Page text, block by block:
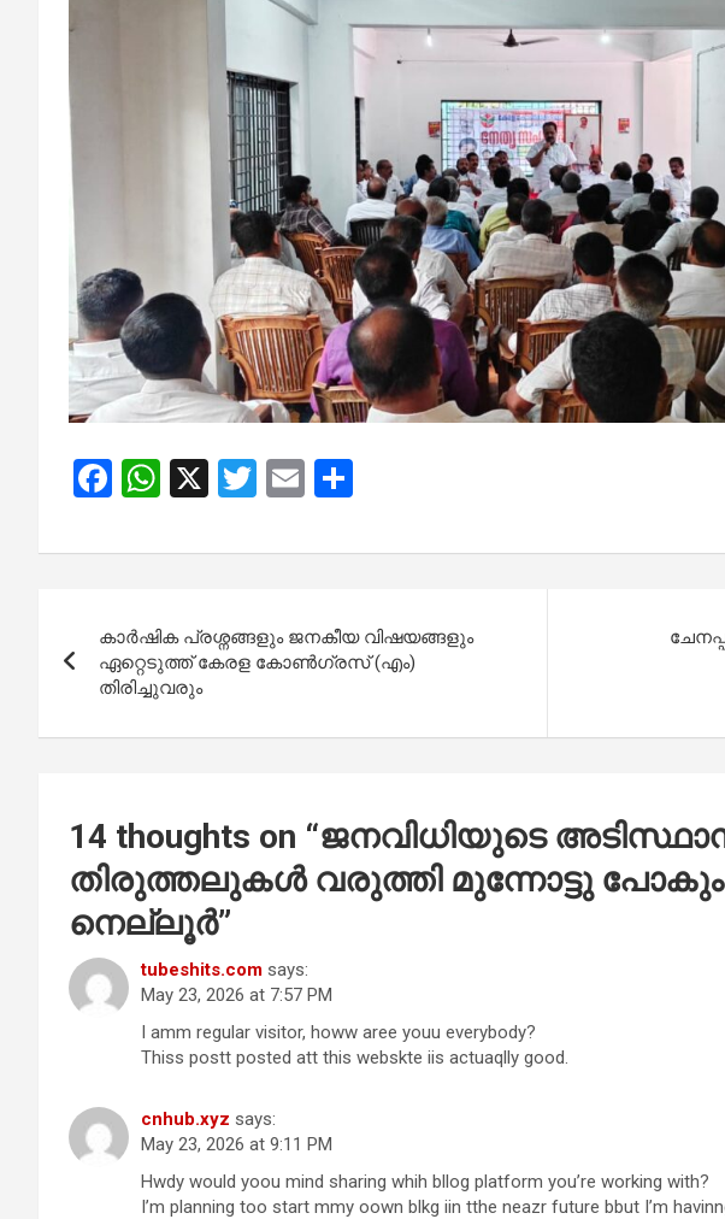
F
ce
o
o
k
W
at
A
p
p
X
T
tt
E
ail ar
navigation
കാർഷിക പ്രശ്നങ്ങളും ജനകീയ വിഷയങ്ങളും
ഏറ്റെടുത്ത് കേരള കോൺഗ്രസ് (എം)
തിരിച്ചുവരും
14 thoughts on “ജനവിധിയുടെ
തിരുത്തലുകൾ വരുത്തി മുന്നോട്ടു
നെല്ലൂർ”
tubeshits.com says:
May 23, 2026 at 7:57 PM
I amm regular visitor, howw aree youu everybody?
Thiss postt posted att this webskte iis actuaqlly good.
cnhub.xyz says:
May 23, 2026 at 9:11 PM
Hwdy would yoou mind sharing whih bllog platform you’re working with?
I’m planning too start mmy oown blkg iin tthe neazr future bbut I’m